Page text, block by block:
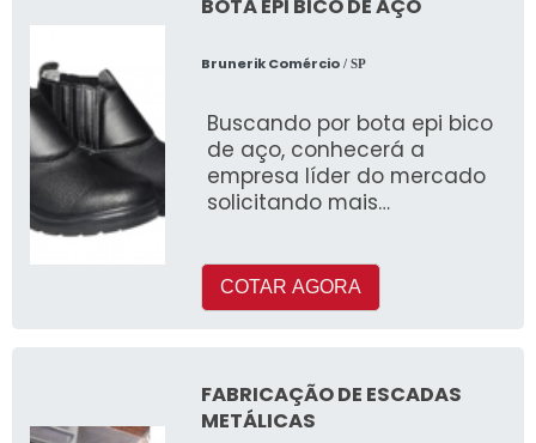
BOTA EPI BICO DE AÇO
Brunerik Comércio/ SP
Buscando por bota epi bico
de aço, conhecerá a
empresa líder do mercado
solicitando mais
descobri
COTAR AGORA
FABRICAÇÃO DE ESCADAS
METÁLICAS